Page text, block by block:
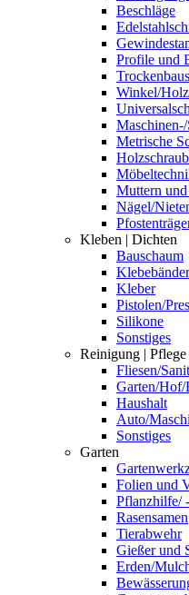
Beschläge
Profile und
Winkel/
Metrische
Muttern
Nägel/
Kleben | Dichten
Bauschaum
Kleber
Pistolen/
Silikone
Sonstiges
Reinigung | Pflege
Fliesen/
Garten/Hof/
Haushalt
Auto/
Sonstiges
Garten
Folien und
Pflanzhilfe/
Rasensamen
Tierabwehr
Gießer und
Erden/